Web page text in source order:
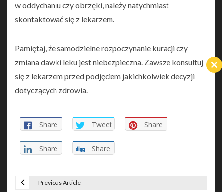
w oddychaniu czy obrzęki, należy natychmiast
skontaktować się z lekarzem.
Pamiętaj, że samodzielne rozpoczynanie kuracji czy
zmiana dawki leku jest niebezpieczna. Zawsze konsultuj
się z lekarzem przed podjęciem jakichkolwiek decyzji
dotyczących zdrowia.
Share Tweet Share
Share Share
Previous Article